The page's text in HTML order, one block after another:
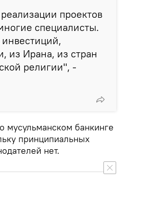
проектов
специалисты.
из Ирана, из стран
религии", -
мусульманском банкинге
принципиальных
нет.